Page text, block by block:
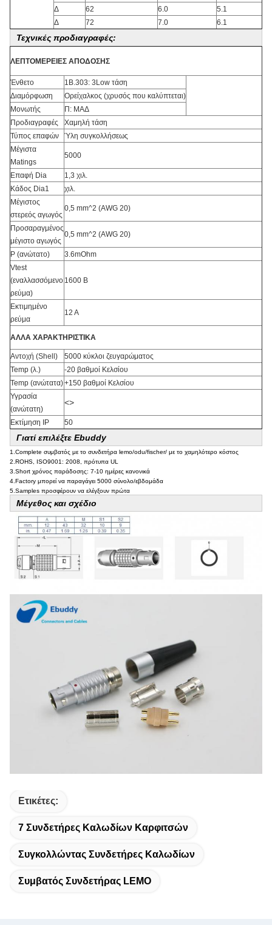
Δ 62 6.0
5.1
Δ
72 7.0 6.1
Τεχνικές προδιαγραφές:
ΛΕΠΤΟΜΕΡΕΙΕΣ ΑΠΟΔΟΣΗΣ
Ένθετο
1B.303: 3Low τάση
Διαμόρφωση
Ορείχαλκος (χρυσός που καλύπτεται)
Μονωτής
Π: ΜΑΔ
Προδιαγραφές
Χαμηλή τάση
Τύπος επαφών
Ύλη συγκολλήσεως
Μέγιστα
Matings
5000
Επαφή Dia
1,3 χιλ.
Κάδος Dia1
χιλ.
Μέγιστος
στερεός αγωγός
0,5 mm^2 (AWG 20)
Προσαραγμένος
μέγιστο αγωγός
0,5 mm^2 (AWG 20)
Ρ (ανώτατο)
3.6mOhm
Vtest
(εναλλασσόμενο
ρεύμα)
1600 Β
Εκτιμημένο
ρεύμα
12 Α
ΑΛΛΑ ΧΑΡΑΚΤΗΡΙΣΤΙΚΑ
Αντοχή (Shell)
5000 κύκλοι ζευγαρώματος
Temp (λ.)
-20 βαθμοί Κελσίου
Temp (ανώτατα)+150 βαθμοί Κελσίου
Υγρασία
(ανώτατη)
<>
Εκτίμηση IP 50
Γιατί επιλέξτε Ebuddy
1.Complete συμβατός με το συνδετήρα lemo/odu/fischer/ με το χαμηλότερο κόστος
2.ROHS, ISO9001: 2008, πρότυπα UL
3.Short χρόνος παράδοσης: 7-10 ημέρες κανονικά
4.Factory μπορεί να παραγάγει 5000 σύνολο/εβδομάδα
5.Samples προσφέρουν να ελέγξουν πρώτα
Μέγεθος και σχέδιο
Ετικέτες:
7 Συνδετήρες Καλωδίων Καρφιτσών
Συγκολλώντας Συνδετήρες Καλωδίων
Συμβατός Συνδετήρας LEMO